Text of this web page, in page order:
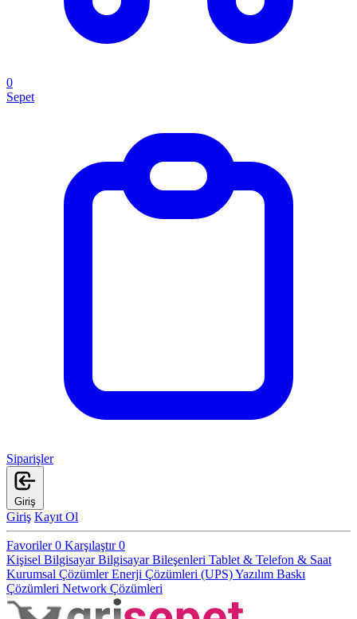
0
Sepet
Siparişler
Giriş
Giriş Kayıt Ol
Favoriler0 Karşılaştır0
Kişisel BilgisayarBilgisayar Bileşenleri Tablet & Telefon & Saat
Kurumsal ÇözümlerEnerji Çözümleri (UPS)Yazılım Baskı
Çözümleri Network Çözümleri